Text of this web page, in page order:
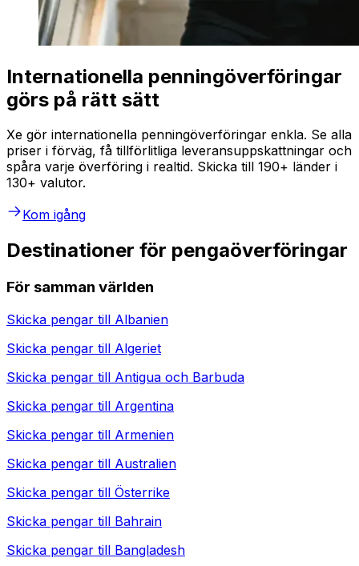
Internationella penningöverföringar
görs på rätt sätt
Xe gör internationella penningöverföringar enkla. Se alla
priser i förväg, få tillförlitliga leveransuppskattningar och
spåra varje överföring i realtid. Skicka till 190+ länder i
130+ valutor.
Kom igång
Destinationer för pengaöverföringar
För samman världen
Skicka pengar till Albanien
Skicka pengar till Algeriet
Skicka pengar till Antigua och Barbuda
Skicka pengar till Argentina
Skicka pengar till Armenien
Skicka pengar till Australien
Skicka pengar till Österrike
Skicka pengar till Bahrain
Skicka pengar till Bangladesh